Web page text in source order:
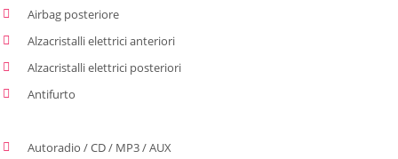
Airbag posteriore
Alzacristalli elettrici anteriori
Alzacristalli elettrici posteriori
Antifurto
Autoradio / CD / MP3 / AUX